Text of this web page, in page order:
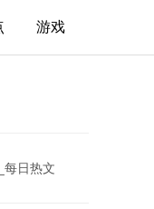
游戏
每日热文